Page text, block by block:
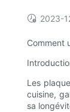
2023-
Comment
Les
cuisine,
sa